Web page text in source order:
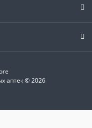
аптек © 2026